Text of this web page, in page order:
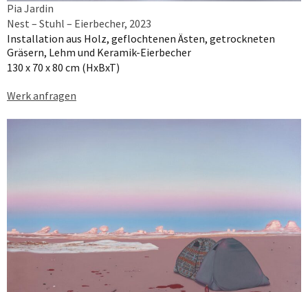
Pia Jardin
Nest – Stuhl – Eierbecher, 2023
Installation aus Holz, geflochtenen Ästen, getrockneten
Gräsern, Lehm und Keramik-Eierbecher
130 x 70 x 80 cm (HxBxT)
Werk anfragen